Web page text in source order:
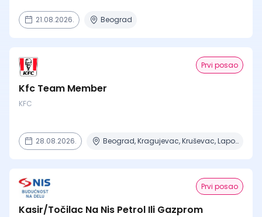
21.08.2026. Beograd
Prvi posao
Kfc Team Member
KFC
28.08.2026. Beograd, Kragujevac, Kruševac, Lapovo, Niš + 4 mesta
Prvi posao
Kasir/Točilac Na Nis Petrol Ili Gazprom